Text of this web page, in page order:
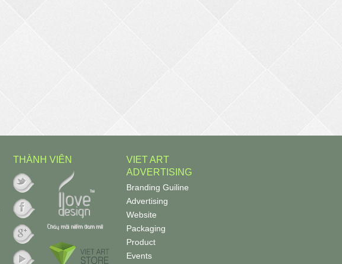
THÀNH VIÊN
VIET ART
ADVERTISING
Branding Guiline
Advertising
Website
Packaging
Product
Events